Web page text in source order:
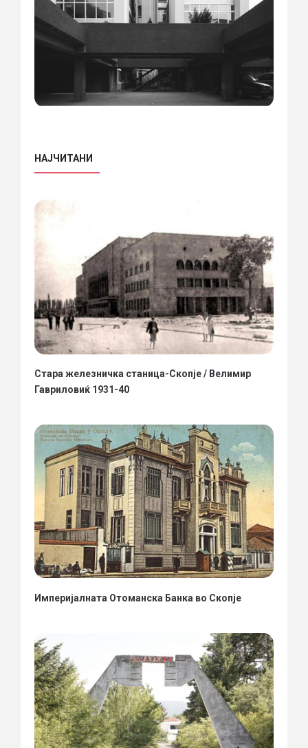
НАЈЧИТАНИ
Стара железничка станица-Скопје / Велимир
Гавриловиќ 1931-40
Империјалната Отоманска Банка во Скопје